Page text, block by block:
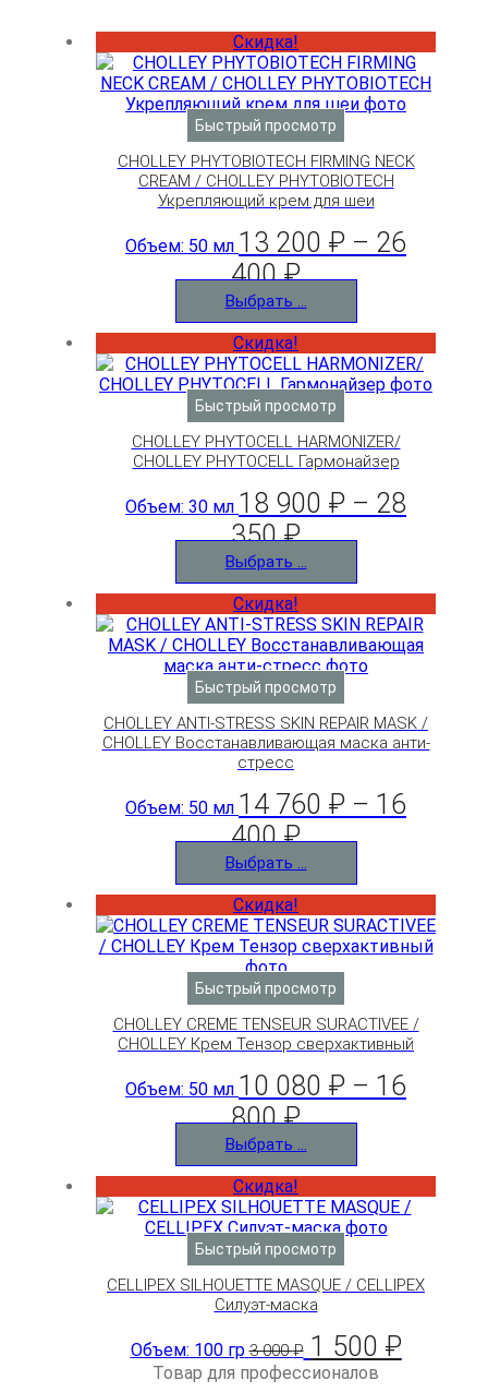
Скидка!
Быстрый просмотр
CHOLLEY PHYTOBIOTECH FIRMING NECK
CREAM / CHOLLEY PHYTOBIOTECH
Укрепляющий крем для шеи
Объем: 50 мл 13 200 ₽ – 26
400₽
Выбрать ...
Скидка!
Быстрый просмотр
CHOLLEY PHYTOCELL HARMONIZER/
CHOLLEY PHYTOCELL Гармонайзер
Объем: 30 мл 18 900 ₽ – 28
350₽
Выбрать ...
Скидка!
Быстрый просмотр
CHOLLEY ANTI-STRESS SKIN REPAIR MASK /
CHOLLEY Восстанавливающая маска анти-
стресс
Объем: 50 мл 14 760 ₽ – 16
400₽
Выбрать ...
Скидка!
Быстрый просмотр
CHOLLEY CREME TENSEUR SURACTIVEE /
CHOLLEY Крем Тензор сверхактивный
Объем: 50 мл 10 080 ₽ – 16
800₽
Выбрать ...
Скидка!
Быстрый просмотр
CELLIPEX SILHOUETTE MASQUE / CELLIPEX
Силуэт-маска
Объем: 100 гр 3 000₽ 1 500 ₽
Товар для профессионалов